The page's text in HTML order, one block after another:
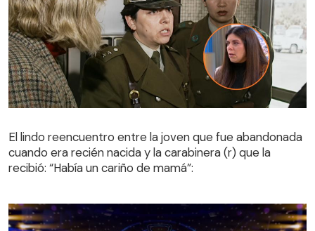
cuando era recién nacida y la carabinera (r) que la
recibió: “Había un cariño de mamá”:
El lindo reencuentro entre la joven que fue abandonada
cuando era recién nacida y la carabinera (r) que la
recibió: “Había un cariño de mamá”: